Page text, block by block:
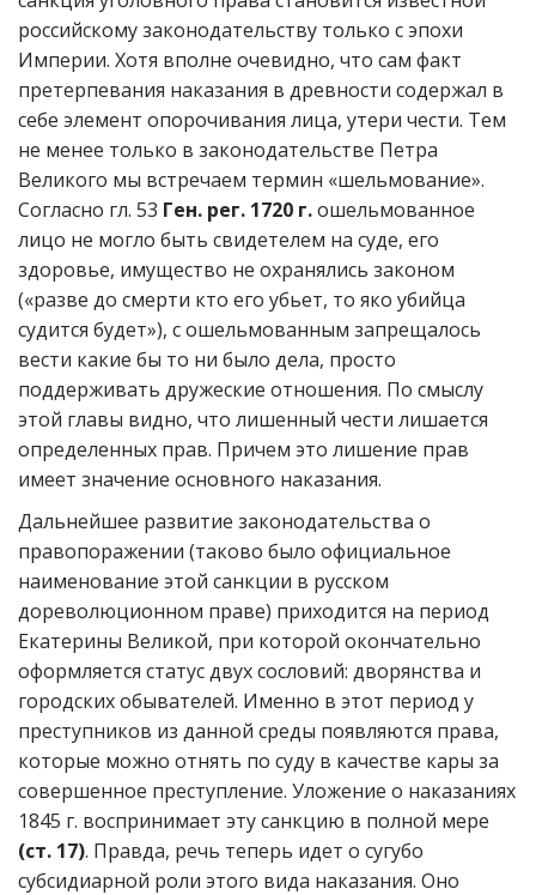
российскому законодательству только с эпохи
Империи. Хотя вполне очевидно, что сам факт
претерпевания наказания в древности содержал в
себе элемент опорочивания лица, утери чести. Тем
не менее только в законодательстве Петра
Великого мы встречаем термин «шельмование».
Согласно гл. 53 Ген. рег. 1720 г.ошельмованное
лицо не могло быть свидетелем на суде, его
здоровье, имущество не охранялись законом
(«разве до смерти кто его убьет, то яко убийца
судится будет»), с ошельмованным запрещалось
вести какие бы то ни было дела, просто
поддерживать дружеские отношения. По смыслу
этой главы видно, что лишенный чести лишается
определенных прав. Причем это лишение прав
имеет значение основного наказания.
Дальнейшее развитие законодательства о
правопоражении (таково было официальное
наименование этой санкции в русском
дореволюционном праве) приходится на период
Екатерины Великой, при которой окончательно
оформляется статус двух сословий: дворянства и
городских обывателей. Именно в этот период у
преступников из данной среды появляются права,
которые можно отнять по суду в качестве кары за
совершенное преступление. Уложение о наказаниях
1845 г. воспринимает эту санкцию в полной мере
(ст. 17). Правда, речь теперь идет о сугубо
субсидиарной роли этого вида наказания. Оно